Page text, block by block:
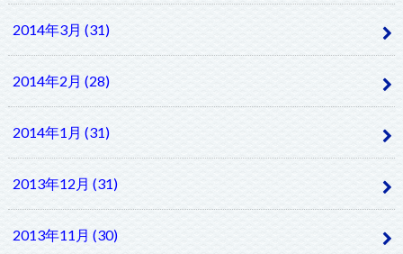
2014年3月 (31)
2014年2月 (28)
2014年1月 (31)
2013年12月 (31)
2013年11月 (30)